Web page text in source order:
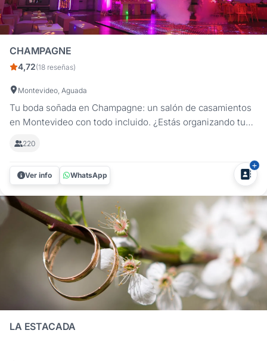
CHAMPAGNE
4,72(18 reseñas)
Montevideo, Aguada
Tu boda soñada en Champagne: un salón de casamientos
en Montevideo con todo incluido. ¿Estás organizando tu
tu fiesta sea tal como la imaginaste. Con más de 20 años
de experiencia en el rubro, ofrecemos una propuesta
integral, moderna y...
220
Ver info WhatsApp
LA ESTACADA